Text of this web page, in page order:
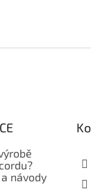
návody